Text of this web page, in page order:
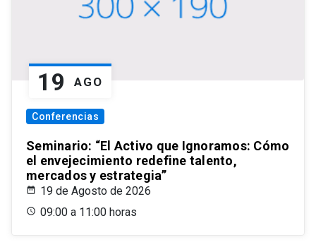
19 AGO
Conferencias
Seminario: “El Activo que Ignoramos: Cómo
el envejecimiento redefine talento,
mercados y estrategia”
19 de Agosto de 2026
09:00 a 11:00 horas